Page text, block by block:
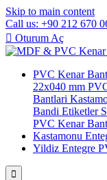
Skip to main content
Call us: +90 212 670
 Oturum Aç
PVC Kenar
22x040 mm
Bantlari
Bandi Etiketler
PVC Kenar
Kastamonu
Yildiz Entegre
